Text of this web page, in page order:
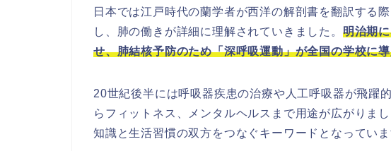
日本では江戸時代の蘭学者が西洋の解剖書を翻訳する
し、肺の働きが詳細に理解されていきました。 明治期
せ、肺結核予防のため「深呼吸運動」が全国の学校に
20世紀後半には呼吸器疾患の治療や人工呼吸器が飛躍
らフィットネス、メンタルヘルスまで用途が広がりま
知識と生活習慣の双方をつなぐキーワードとなっていま